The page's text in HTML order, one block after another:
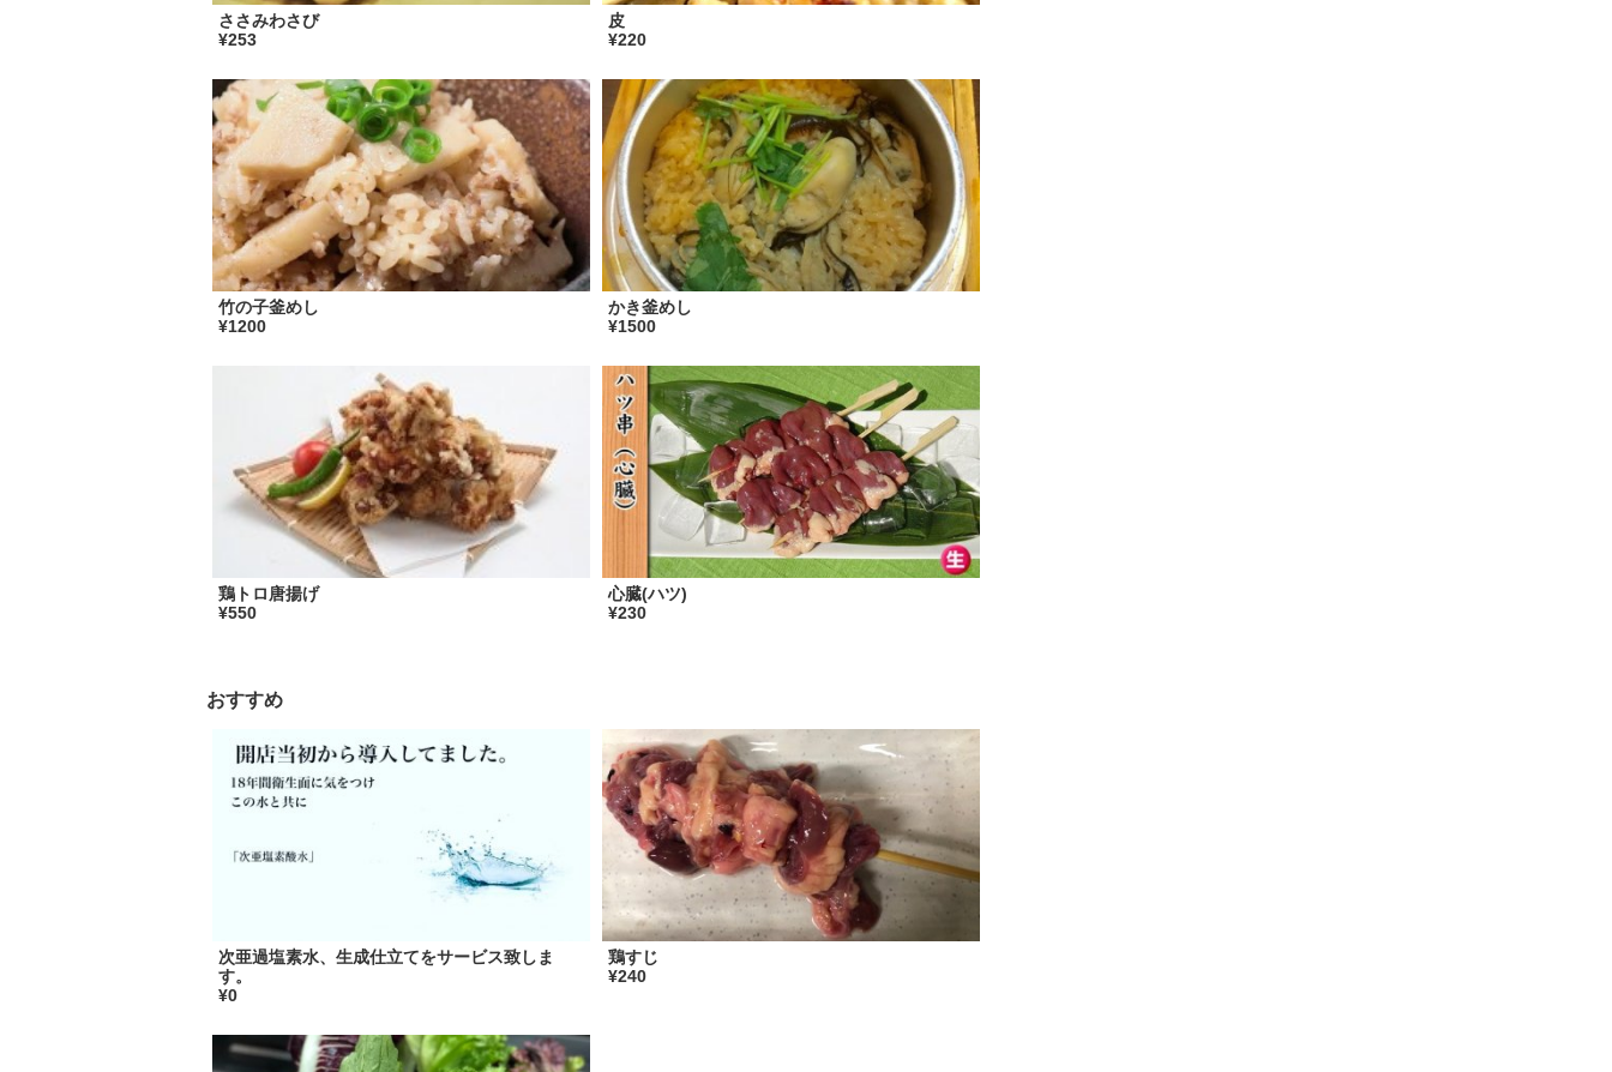
ささみわさび
¥253
皮
¥220
竹の子釜めし
¥1200
かき釜めし
¥1500
鶏トロ唐揚げ
¥550
心臓(ハツ)
¥230
おすすめ
次亜過塩素水、生成仕立てをサービス致しま
す。
¥0
鶏すじ
¥240